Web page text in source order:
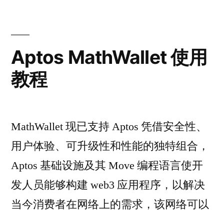
Aptos MathWallet 使用
教程
MathWallet 现已支持 Aptos 凭借安全性、
用户体验、可升级性和性能的独特组合，
Aptos 基础设施及其 Move 编程语言使开
发人员能够构建 web3 应用程序，以解决
当今消费者在网络上的需求，该网络可以